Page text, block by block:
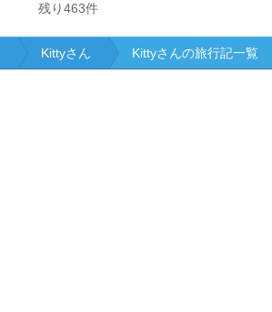
残り463件
Kittyさん Kittyさんの旅行記一覧